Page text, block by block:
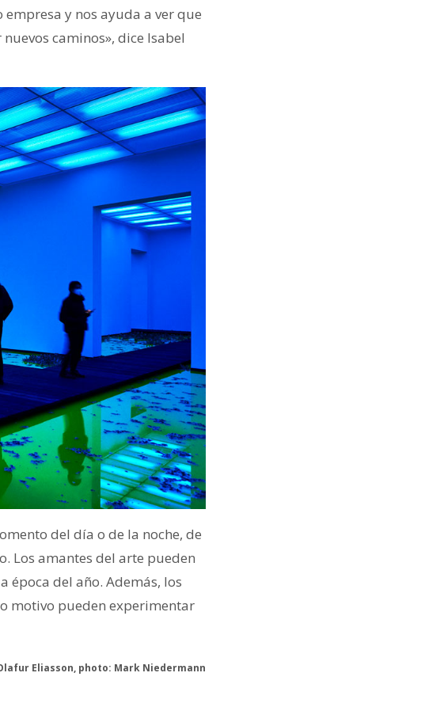
y nos ayuda a ver que
caminos», dice Isabel
del día o de la noche, de
Los amantes del arte pueden
época del año. Además, los
motivo pueden experimentar
Eliasson, photo: Mark Niedermann